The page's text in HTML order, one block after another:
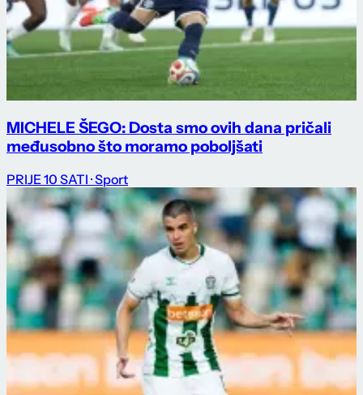
MICHELE ŠEGO: Dosta smo ovih dana pričali
međusobno što moramo poboljšati
PRIJE 10 SATI · Sport